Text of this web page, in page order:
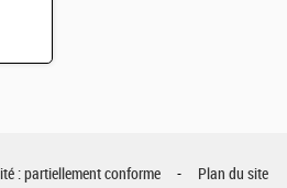
: partiellement conforme Plan du site